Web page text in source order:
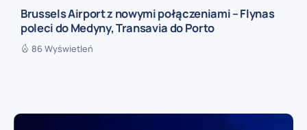
Brussels Airport z nowymi połączeniami – Flynas
poleci do Medyny, Transavia do Porto
86 Wyświetleń